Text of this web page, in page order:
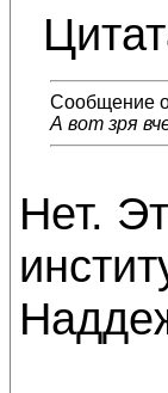
Сообщение
А вот зря
Нет.